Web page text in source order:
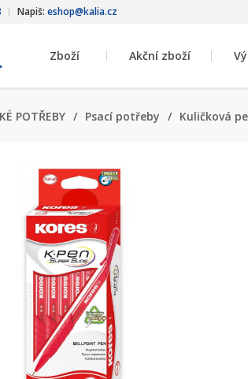
Napiš: eshop@kalia.cz
Zboží Akční zboží
POTŘEBY / Psací potřeby / Kuličková